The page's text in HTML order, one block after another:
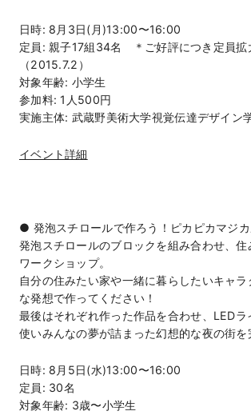
日時: 8月3日(月)13:00〜16:00
定員: 親子17組34名 ＊ご好評につき定員拡
（2015.7.2）
対象年齢: 小学生
参加料: 1人500円
実施主体: 武蔵野美術大学視覚伝達デザイン
イベント詳細
● 発泡スチロールで作ろう！ピカピカマジ
発泡スチロールのブロックを組み合わせ、住
ワークショップ。
自分の住みたい家や一緒に暮らしたいキャ
な発想で作ってください！
最後はそれぞれ作った作品を合わせ、LEDラ
使いみんなの夢が詰まった幻想的な夜の街を
日時: 8月5日(水)13:00〜16:00
定員: 30名
対象年齢: 3歳〜小学生